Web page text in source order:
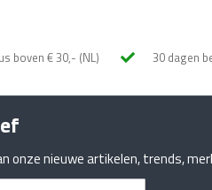
boven € 30,- (NL) 30 dagen
onze nieuwe artikelen, trends,